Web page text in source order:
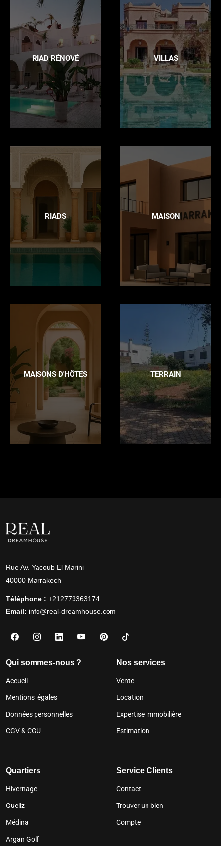
RIAD RÉNOVÉ VILLAS
RIADS MAISON
MAISONS D'HÔTES TERRAIN
Rue Av. Yacoub El Marini
40000 Marrakech
Téléphone : +212773363174
Email: info@real-dreamhouse.com
Qui sommes-nous ?
Accueil
Mentions légales
Données personnelles
CGV & CGU
Nos services
Vente
Location
Expertise immobilière
Estimation
Quartiers
Hivernage
Gueliz
Médina
Argan Golf
Service Clients
Contact
Trouver un bien
Compte